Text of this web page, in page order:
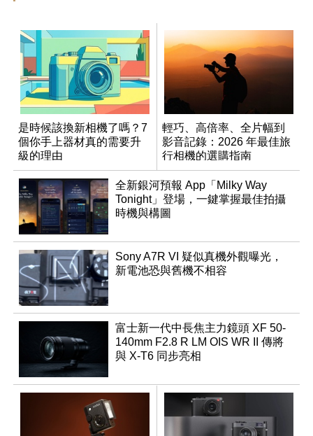
是時候該換新相機了嗎？7
個你手上器材真的需要升
級的理由
輕巧、高倍率、全片幅到
影音記錄：2026 年最佳旅
行相機的選購指南
全新銀河預報 App「Milky Way
Tonight」登場，一鍵掌握最佳拍攝
時機與構圖
Sony A7R VI 疑似真機外觀曝光，
新電池恐與舊機不相容
富士新一代中長焦主力鏡頭 XF 50-
140mm F2.8 R LM OIS WR II 傳將
與 X-T6 同步亮相